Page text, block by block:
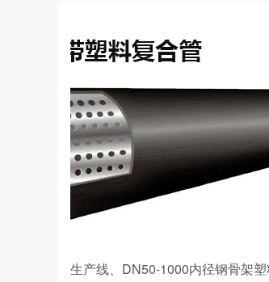
生产线、DN50-1000内径钢骨架